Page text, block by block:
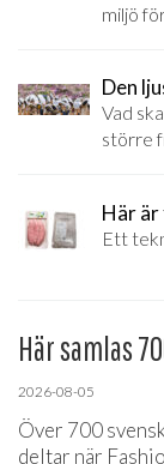
miljö
Den
Vad
större
Här
Ett
Här samlas
2026-08-05
Över 700
deltar när